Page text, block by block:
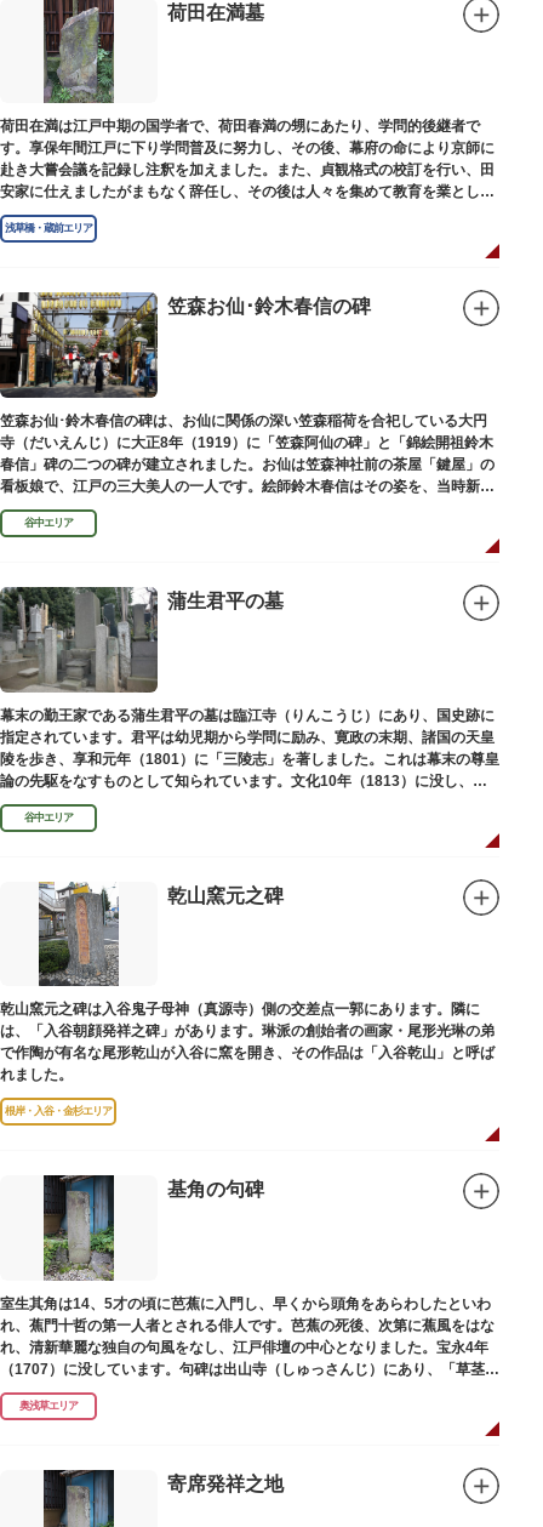
荷田在満墓
荷田在満は江戸中期の国学者で、荷田春満の甥にあたり、学問的後継者で
す。享保年間江戸に下り学問普及に努力し、その後、幕府の命により京師に
赴き大嘗会議を記録し注釈を加えました。また、貞観格式の校訂を行い、田
安家に仕えましたがまもなく辞任し、その後は人々を集めて教育を業としま
した。お墓は金竜寺（きんりゅうじ）境内にあります。
浅草橋・蔵前エリア
笠森お仙･鈴木春信の碑
笠森お仙･鈴木春信の碑は、お仙に関係の深い笠森稲荷を合祀している大円
寺（だいえんじ）に大正8年（1919）に「笠森阿仙の碑」と「錦絵開祖鈴木
春信」碑の二つの碑が建立されました。お仙は笠森神社前の茶屋「鍵屋」の
看板娘で、江戸の三大美人の一人です。絵師鈴木春信はその姿を、当時新し
い絵画様式である多色刷り版画「錦絵」に描きました。
谷中エリア
蒲生君平の墓
幕末の勤王家である蒲生君平の墓は臨江寺（りんこうじ）にあり、国史跡に
指定されています。君平は幼児期から学問に励み、寛政の末期、諸国の天皇
陵を歩き、享和元年（1801）に「三陵志」を著しました。これは幕末の尊皇
論の先駆をなすものとして知られています。文化10年（1813）に没し、高
山彦三郎や林子平と共に「寛政三奇人」の一人にあげられています。
谷中エリア
乾山窯元之碑
乾山窯元之碑は入谷鬼子母神（真源寺）側の交差点一郭にあります。隣に
は、「入谷朝顔発祥之碑」があります。琳派の創始者の画家・尾形光琳の弟
で作陶が有名な尾形乾山が入谷に窯を開き、その作品は「入谷乾山」と呼ば
れました。
根岸・入谷・金杉エリア
基角の句碑
室生其角は14、5才の頃に芭蕉に入門し、早くから頭角をあらわしたといわ
れ、蕉門十哲の第一人者とされる俳人です。芭蕉の死後、次第に蕉風をはな
れ、清新華麗な独自の句風をなし、江戸俳壇の中心となりました。宝永4年
（1707）に没しています。句碑は出山寺（しゅっさんじ）にあり、「草茎を
つつむ葉もなき 雲間哉」と刻まれています。
奥浅草エリア
寄席発祥之地